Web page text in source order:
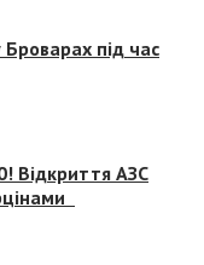
під час
Відкриття АЗС